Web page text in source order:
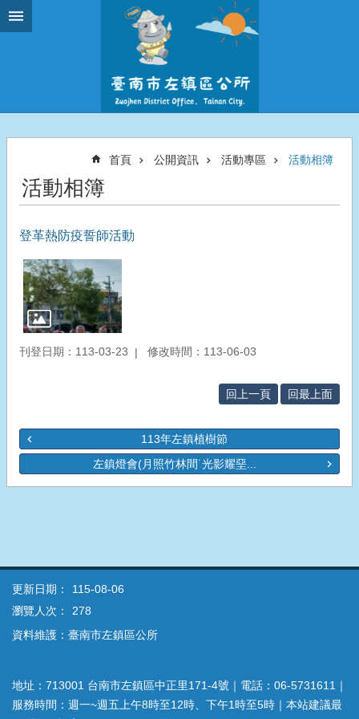
跳到主要內容區塊
首頁 公開資訊 活動專區 活動相簿
活動相簿
登革熱防疫誓師活動
刊登日期：113-03-23 修改時間：113-06-03
回上一頁 回最上面
113年左鎮植樹節
左鎮燈會(月照竹林間˙光影耀堊...
更新日期：
115-08-06
瀏覽人次：
278
資料維護：臺南市左鎮區公所
地址：713001 台南市左鎮區中正里171-4號｜電話：06-5731611｜
服務時間：週一~週五上午8時至12時、下午1時至5時｜本站建議最